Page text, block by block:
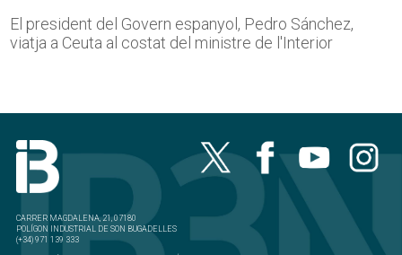
El president del Govern espanyol, Pedro Sánchez,
viatja a Ceuta al costat del ministre de l'Interior
CARRER MAGDALENA, 21, 07180
POLÍGON INDUSTRIAL DE SON BUGADELLES
(+34) 971 139 333